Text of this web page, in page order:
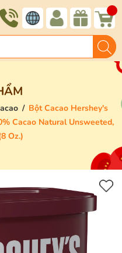
/ Bột Cacao Hershey's
Cacao Natural Unsweeted,
Oz.)